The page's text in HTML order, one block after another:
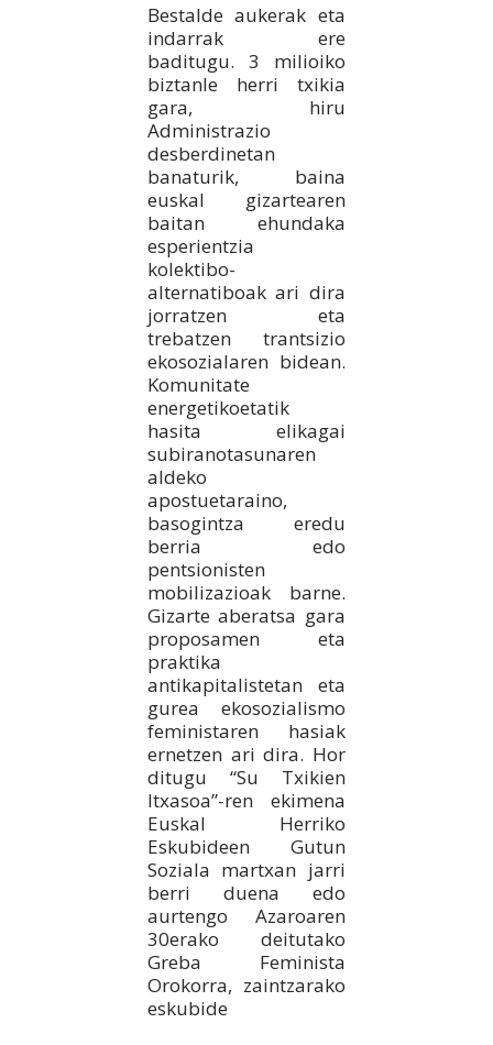
Bestalde aukerak eta
indarrak ere
baditugu. 3 milioiko
biztanle herri txikia
gara, hiru
Administrazio
desberdinetan
banaturik, baina
euskal gizartearen
baitan ehundaka
esperientzia
kolektibo-
alternatiboak ari dira
jorratzen eta
trebatzen trantsizio
ekosozialaren bidean.
Komunitate
energetikoetatik
hasita elikagai
subiranotasunaren
aldeko
apostuetaraino,
basogintza eredu
berria edo
pentsionisten
mobilizazioak barne.
Gizarte aberatsa gara
proposamen eta
praktika
antikapitalistetan eta
gurea ekosozialismo
feministaren hasiak
ernetzen ari dira. Hor
ditugu “Su Txikien
Itxasoa”-ren ekimena
Euskal Herriko
Eskubideen Gutun
Soziala martxan jarri
berri duena edo
aurtengo Azaroaren
30erako deitutako
Greba Feminista
Orokorra, zaintzarako
eskubide